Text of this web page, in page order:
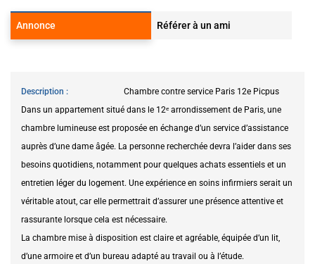
Annonce Référer à un ami
Description
Chambre contre service Paris 12e Picpus
Dans un appartement situé dans le 12ᵉ arrondissement de Paris, une
chambre lumineuse est proposée en échange d’un service d’assistance
auprès d’une dame âgée. La personne recherchée devra l’aider dans ses
besoins quotidiens, notamment pour quelques achats essentiels et un
entretien léger du logement. Une expérience en soins infirmiers serait un
véritable atout, car elle permettrait d’assurer une présence attentive et
rassurante lorsque cela est nécessaire.
La chambre mise à disposition est claire et agréable, équipée d’un lit,
d’une armoire et d’un bureau adapté au travail ou à l’étude.